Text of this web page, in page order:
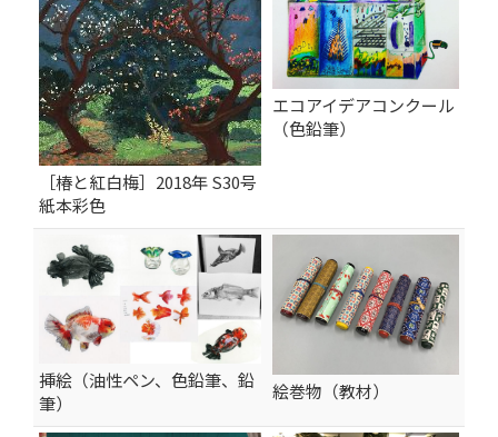
［椿と紅白梅］2018年 S30号
紙本彩色
エコアイデアコンクール
（色鉛筆）
挿絵（油性ペン、色鉛筆、鉛
筆）
絵巻物（教材）